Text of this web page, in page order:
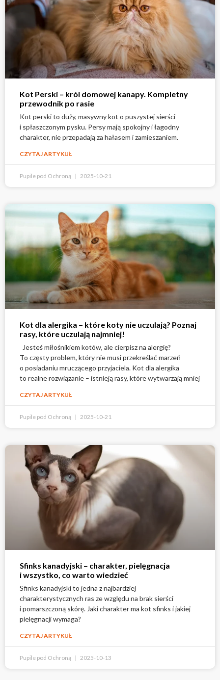
Kot Perski – król domowej kanapy. Kompletny
przewodnik po rasie
Kot perski to duży, masywny kot o puszystej sierści
i spłaszczonym pysku. Persy mają spokojny i łagodny
charakter, nie przepadają za hałasem i zamieszaniem.
CZYTAJ ARTYKUŁ
Pupile pod Ochroną 2025-10-21
Kot dla alergika – które koty nie uczulają? Poznaj
rasy, które uczulają najmniej!
Jesteś miłośnikiem kotów, ale cierpisz na alergię?
To częsty problem, który nie musi przekreślać marzeń
o posiadaniu mruczącego przyjaciela. Kot dla alergika
to realne rozwiązanie – istnieją rasy, które wytwarzają mniej
CZYTAJ ARTYKUŁ
Pupile pod Ochroną 2025-10-21
Sfinks kanadyjski – charakter, pielęgnacja
i wszystko, co warto wiedzieć
Sfinks kanadyjski to jedna z najbardziej
charakterystycznych ras ze względu na brak sierści
i pomarszczoną skórę. Jaki charakter ma kot sfinks i jakiej
pielęgnacji wymaga?
CZYTAJ ARTYKUŁ
Pupile pod Ochroną 2025-10-13